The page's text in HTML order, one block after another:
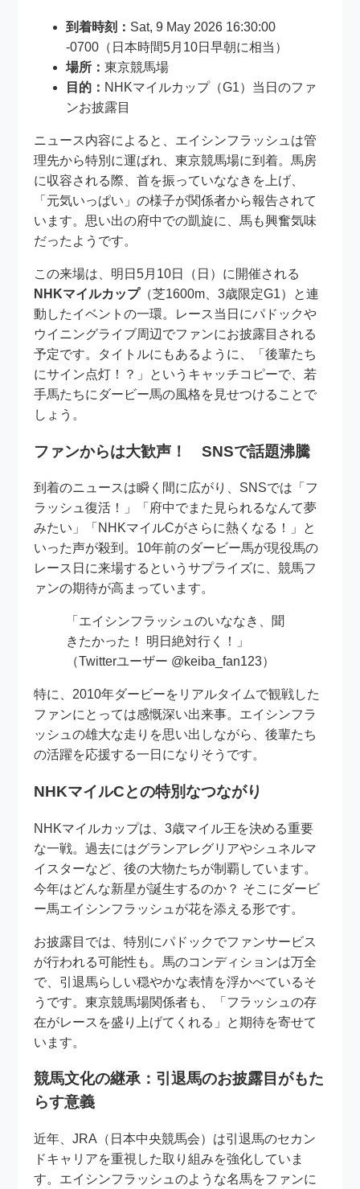
到着時刻： Sat, 9 May 2026 16:30:00
-0700（日本時間5月10日早朝に相当）
場所：東京競馬場
目的： NHKマイルカップ（G1）当日のファ
ンお披露目
ニュース内容によると、エイシンフラッシュは管
理先から特別に運ばれ、東京競馬場に到着。馬房
に収容される際、首を振っていななきを上げ、
「元気いっぱい」の様子が関係者から報告されて
います。思い出の府中での凱旋に、馬も興奮気味
だったようです。
この来場は、明日5月10日（日）に開催される
NHKマイルカップ（芝1600m、3歳限定G1）と連
動したイベントの一環。レース当日にパドックや
ウイニングライブ周辺でファンにお披露目される
予定です。タイトルにもあるように、「後輩たち
にサイン点灯！？」というキャッチコピーで、若
手馬たちにダービー馬の風格を見せつけることで
しょう。
ファンからは大歓声！ SNSで話題沸騰
到着のニュースは瞬く間に広がり、SNSでは「フ
ラッシュ復活！」「府中でまた見られるなんて夢
みたい」「NHKマイルCがさらに熱くなる！」と
いった声が殺到。10年前のダービー馬が現役馬の
レース日に来場するというサプライズに、競馬フ
ァンの期待が高まっています。
「エイシンフラッシュのいななき、聞
きたかった！ 明日絶対行く！」
（Twitterユーザー @keiba_fan123）
特に、2010年ダービーをリアルタイムで観戦した
ファンにとっては感慨深い出来事。エイシンフラ
ッシュの雄大な走りを思い出しながら、後輩たち
の活躍を応援する一日になりそうです。
NHKマイルCとの特別なつながり
NHKマイルカップは、3歳マイル王を決める重要
な一戦。過去にはグランアレグリアやシュネルマ
イスターなど、後の大物たちが制覇しています。
今年はどんな新星が誕生するのか？ そこにダービ
ー馬エイシンフラッシュが花を添える形です。
お披露目では、特別にパドックでファンサービス
が行われる可能性も。馬のコンディションは万全
で、引退馬らしい穏やかな表情を浮かべているそ
うです。東京競馬場関係者も、「フラッシュの存
在がレースを盛り上げてくれる」と期待を寄せて
います。
競馬文化の継承：引退馬のお披露目がもた
らす意義
近年、JRA（日本中央競馬会）は引退馬のセカン
ドキャリアを重視した取り組みを強化していま
す。エイシンフラッシュのような名馬をファンに